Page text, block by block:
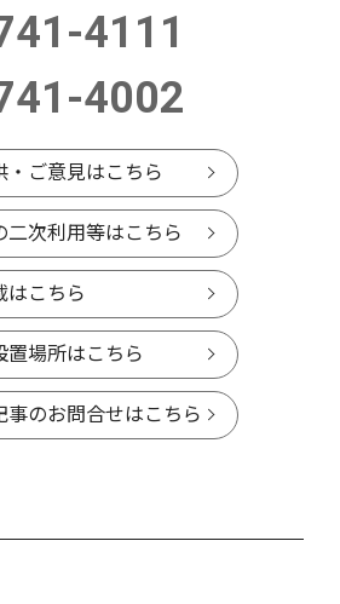
4111
4002
・ご意見はこちら
二次利用等はこちら
はこちら
置場所はこちら
事のお問合せはこちら